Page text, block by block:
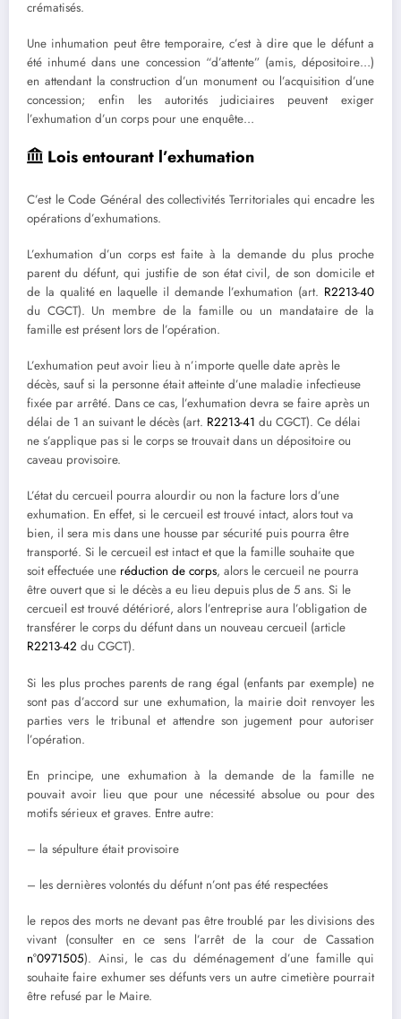
crématisés.
Une inhumation peut être temporaire, c’est à dire que le défunt a
été inhumé dans une concession “d’attente” (amis, dépositoire…)
en attendant la construction d’un monument ou l’acquisition d’une
concession; enfin les autorités judiciaires peuvent exiger
l’exhumation d’un corps pour une enquête…
Lois entourant l’exhumation
C’est le Code Général des collectivités Territoriales qui encadre les
opérations d’exhumations.
L’exhumation d’un corps est faite à la demande du plus proche
parent du défunt, qui justifie de son état civil, de son domicile et
de la qualité en laquelle il demande l’exhumation (art. R2213-40
du CGCT). Un membre de la famille ou un mandataire de la
famille est présent lors de l’opération.
L’exhumation peut avoir lieu à n’importe quelle date après le
décès, sauf si la personne était atteinte d’une maladie infectieuse
fixée par arrêté. Dans ce cas, l’exhumation devra se faire après un
délai de 1 an suivant le décès (art. R2213-41 du CGCT). Ce délai
ne s’applique pas si le corps se trouvait dans un dépositoire ou
caveau provisoire.
L’état du cercueil pourra alourdir ou non la facture lors d’une
exhumation. En effet, si le cercueil est trouvé intact, alors tout va
bien, il sera mis dans une housse par sécurité puis pourra être
transporté. Si le cercueil est intact et que la famille souhaite que
soit effectuée une réduction de corps, alors le cercueil ne pourra
être ouvert que si le décès a eu lieu depuis plus de 5 ans. Si le
cercueil est trouvé détérioré, alors l’entreprise aura l’obligation de
transférer le corps du défunt dans un nouveau cercueil (article
R2213-42 du CGCT).
Si les plus proches parents de rang égal (enfants par exemple) ne
sont pas d’accord sur une exhumation, la mairie doit renvoyer les
parties vers le tribunal et attendre son jugement pour autoriser
l’opération.
En principe, une exhumation à la demande de la famille ne
pouvait avoir lieu que pour une nécessité absolue ou pour des
motifs sérieux et graves. Entre autre:
– la sépulture était provisoire
– les dernières volontés du défunt n’ont pas été respectées
le repos des morts ne devant pas être troublé par les divisions des
vivant (consulter en ce sens l’arrêt de la cour de Cassation
n°0971505). Ainsi, le cas du déménagement d’une famille qui
souhaite faire exhumer ses défunts vers un autre cimetière pourrait
être refusé par le Maire.